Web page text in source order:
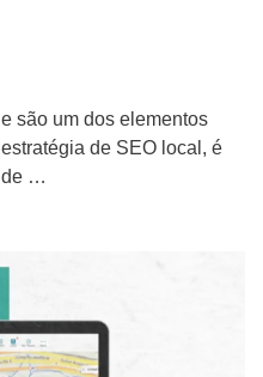
são um dos elementos
de SEO local, é
de …